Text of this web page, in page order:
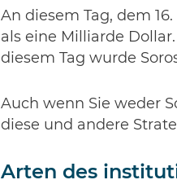
An diesem Tag, dem
als eine Milliarde
diesem Tag wurde
Auch wenn Sie weder
diese und andere
Arten des